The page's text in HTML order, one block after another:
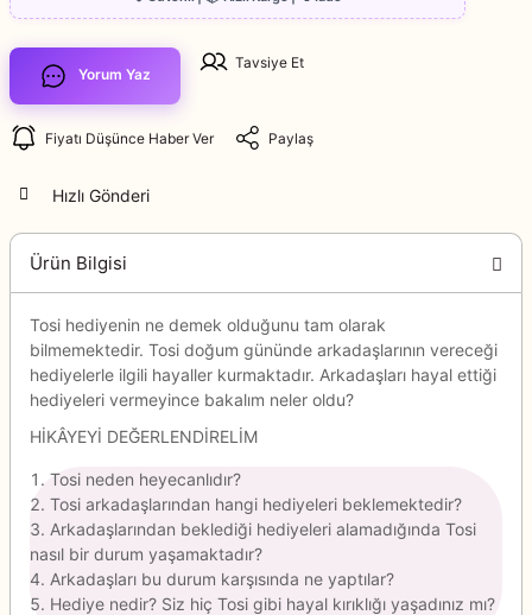
Yorum Yaz
Tavsiye Et
Fiyatı Düşünce Haber Ver Paylaş
Hızlı Gönderi
Ürün Bilgisi
Tosi hediyenin ne demek olduğunu tam olarak
bilmemektedir. Tosi doğum gününde arkadaşlarının vereceği
hediyelerle ilgili hayaller kurmaktadır. Arkadaşları hayal ettiği
hediyeleri vermeyince bakalım neler oldu?
HİKÂYEYİ DEĞERLENDİRELİM
Tosi neden heyecanlıdır?
Tosi arkadaşlarından hangi hediyeleri beklemektedir?
Arkadaşlarından beklediği hediyeleri alamadığında Tosi
nasıl bir durum yaşamaktadır?
Arkadaşları bu durum karşısında ne yaptılar?
Hediye nedir? Siz hiç Tosi gibi hayal kırıklığı yaşadınız mı?